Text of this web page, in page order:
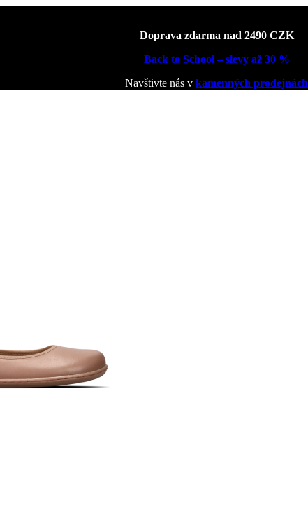
Doprava zdarma nad 2490 CZK
Back to School – slevy až 30 %
Navštivte nás v kamenných prodejnách